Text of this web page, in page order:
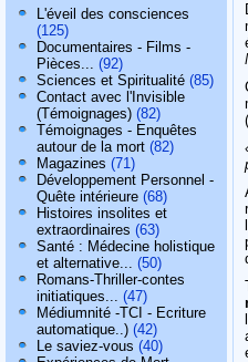
L'éveil des consciences
(125)
Documentaires - Films -
Pièces... (92)
Sciences et Spiritualité (85)
Contact avec l'Invisible
(Témoignages) (82)
Témoignages - Enquêtes
autour de la mort (82)
Magazines (71)
Développement Personnel -
Quête intérieure (68)
Histoires insolites et
extraordinaires (63)
Santé : Médecine holistique
et alternative... (50)
Romans-Thriller-contes
initiatiques... (47)
Médiumnité -TCI - Ecriture
automatique..) (42)
Le saviez-vous (40)